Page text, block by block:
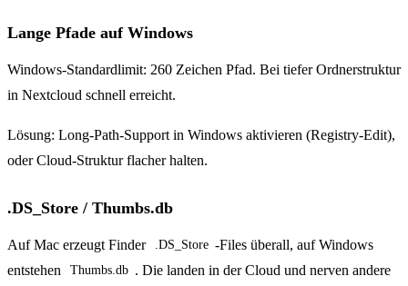
Lange Pfade auf Windows
Windows-Standardlimit: 260 Zeichen Pfad. Bei tiefer Ordnerstruktur
in Nextcloud schnell erreicht.
Lösung: Long-Path-Support in Windows aktivieren (Registry-Edit),
oder Cloud-Struktur flacher halten.
.DS_Store / Thumbs.db
Auf Mac erzeugt Finder .DS_Store -Files überall, auf Windows
entstehen
Thumbs.db . Die landen in der Cloud und nerven andere